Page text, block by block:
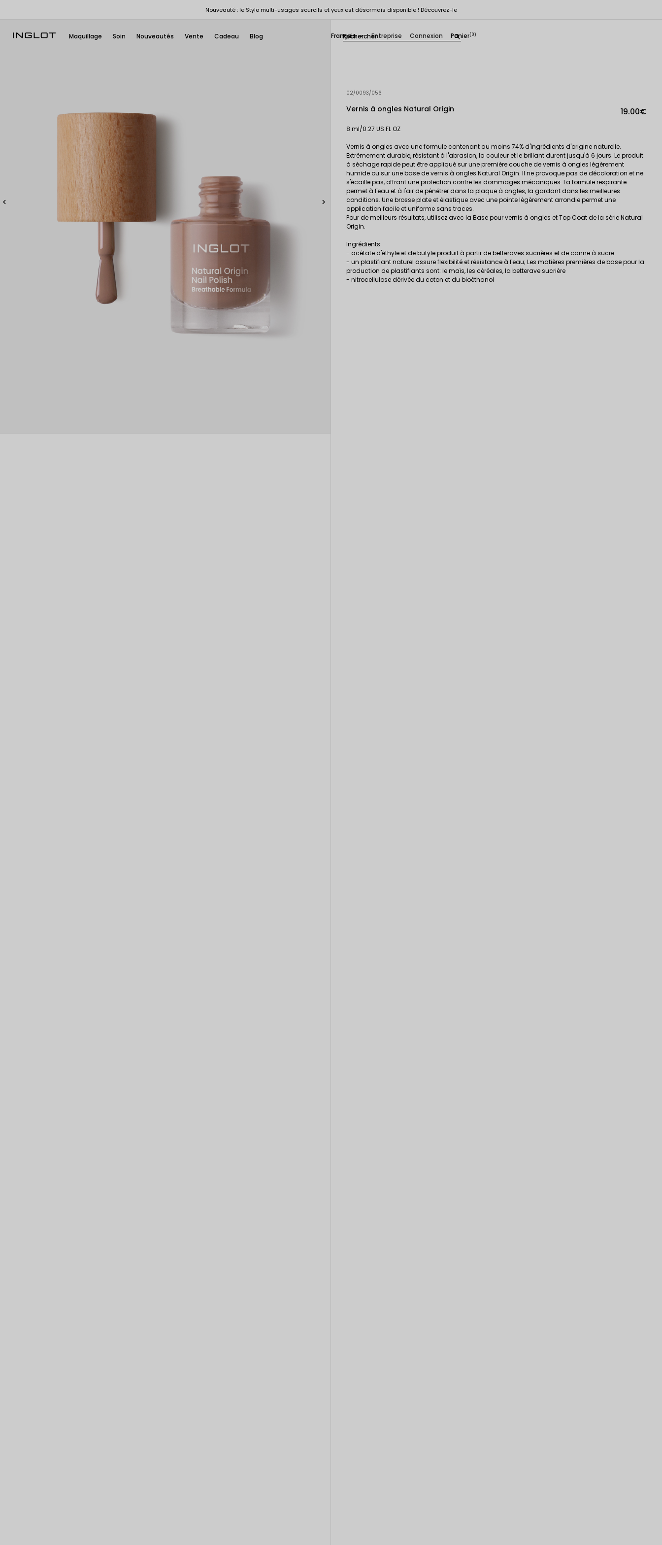
Nouveauté : le Stylo multi-usages sourcils et yeux est désormais disponible ! Découvrez-le
Maquillage Soin Nouveautés Vente Cadeau Blog search
Français  Entreprise Connexion Panier(0)
 
02/0093/056
Vernis à ongles Natural Origin 19.00€
8 ml/0.27 US FL OZ
Vernis à ongles avec une formule contenant au moins 74% d'ingrédients d'origine naturelle.
Extrêmement durable, résistant à l'abrasion, la couleur et le brillant durent jusqu'à 6 jours. Le produit
à séchage rapide peut être appliqué sur une première couche de vernis à ongles légèrement
humide ou sur une base de vernis à ongles Natural Origin. Il ne provoque pas de décoloration et ne
s'écaille pas, offrant une protection contre les dommages mécaniques. La formule respirante
permet à l'eau et à l'air de pénétrer dans la plaque à ongles, la gardant dans les meilleures
conditions. Une brosse plate et élastique avec une pointe légèrement arrondie permet une
application facile et uniforme sans traces.
Pour de meilleurs résultats, utilisez avec la Base pour vernis à ongles et Top Coat de la série Natural
Origin.
Ingrédients:
- acétate d'éthyle et de butyle produit à partir de betteraves sucrières et de canne à sucre
- un plastifiant naturel assure flexibilité et résistance à l'eau; Les matières premières de base pour la
production de plastifiants sont: le maïs, les céréales, la betterave sucrière
- nitrocellulose dérivée du coton et du bioéthanol